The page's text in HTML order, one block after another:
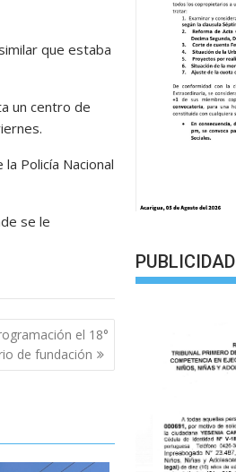
que estaba
un centro de
Policía Nacional
se le
el 18°
de fundación
PUBLICIDAD